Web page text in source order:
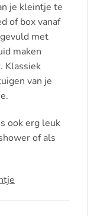
je kleintje te
of box vanaf
met
maken
Klassiek
van je
ook erg leuk
of als